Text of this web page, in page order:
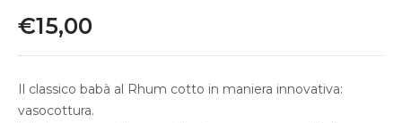
€15,00
Il classico babà al Rhum cotto in maniera innovativa:
vasocottura.